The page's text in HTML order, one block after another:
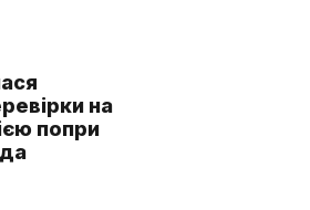
на
попри